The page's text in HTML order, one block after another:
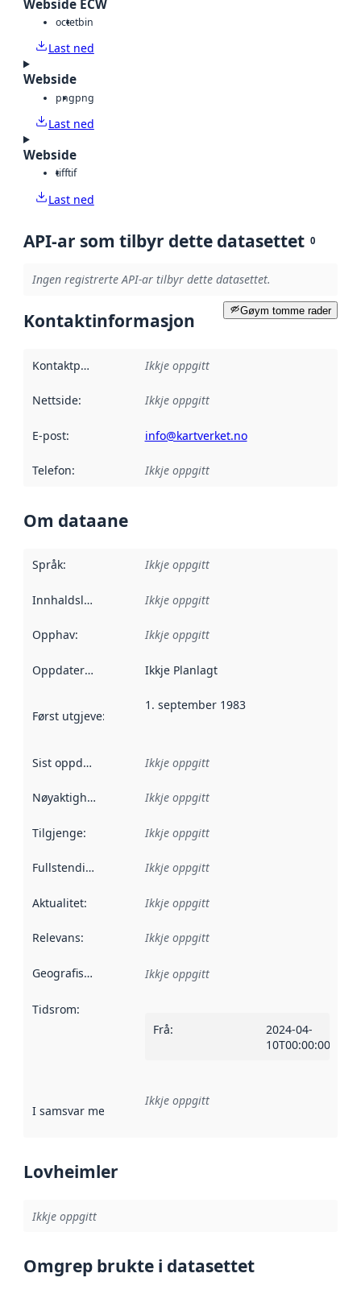
Webside ECW
octetbin
Last ned
Webside
pngpng
Last ned
Webside
tifftif
Last ned
API-ar som tilbyr dette datasettet 0
Ingen registrerte API-ar tilbyr dette datasettet.
Gøym tomme rader
Kontaktinformasjon
Kontaktpunkt Ikkje oppgitt
Nettside: Ikkje oppgitt
E-post: info@kartverket.no
Telefon: Ikkje oppgitt
Om dataane
Språk: Ikkje oppgitt
Innhaldsleverandørar :
Ikkje oppgitt
Opphav: Ikkje oppgitt
Oppdateringsfrekvens :
Ikkje Planlagt
Først utgjeve: Denne datoen seier når dataa i dette
1. september 1983
Sist oppdatert Ikkje oppgitt
Nøyaktigheit Ikkje oppgitt
Tilgjenge: Ikkje oppgitt
Fullstendigheit Ikkje oppgitt
Aktualitet: Ikkje oppgitt
Relevans: Ikkje oppgitt
Geografisk område Ikkje oppgitt
Tidsrom:
Frå:
2024-04-
10T00:00:00Z
I samsvar med Referanse til ei implementeringsregel eller
Ikkje oppgitt
Lovheimler
Ikkje oppgitt
Omgrep brukte i datasettet